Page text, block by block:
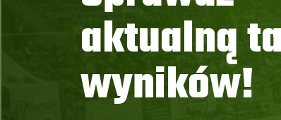
aktualną
wyników!